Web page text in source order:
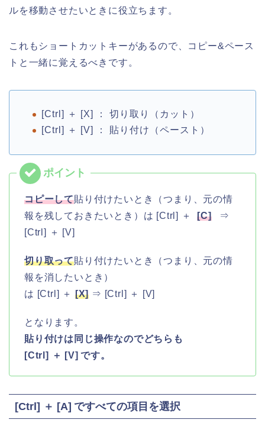
ルを移動させたいときに役立ちます。
これもショートカットキーがあるので、コピー&ペース
トと一緒に覚えるべきです。
[Ctrl] ＋ [X] ： 切り取り（カット）
[Ctrl] ＋ [V] ： 貼り付け（ペースト）
コピーして貼り付けたいとき（つまり、元の情
報を残しておきたいとき）は [Ctrl] ＋[C]⇒
[Ctrl] ＋ [V]
切り取って貼り付けたいとき（つまり、元の情
報を消したいとき）
は [Ctrl] ＋ [X] ⇒ [Ctrl] ＋ [V]
となります。
貼り付けは同じ操作なのでどちらも
[Ctrl] ＋ [V] です。
[Ctrl] ＋ [A] ですべての項目を選択